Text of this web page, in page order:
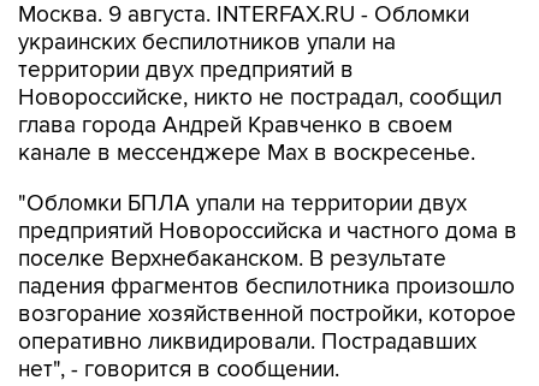
Москва. 9 августа. INTERFAX.RU - Обломки
украинских беспилотников упали на
территории двух предприятий в
Новороссийске, никто не пострадал, сообщил
глава города Андрей Кравченко в своем
канале в мессенджере Max в воскресенье.
"Обломки БПЛА упали на территории двух
предприятий Новороссийска и частного дома в
поселке Верхнебаканском. В результате
падения фрагментов беспилотника произошло
возгорание хозяйственной постройки, которое
оперативно ликвидировали. Пострадавших
нет", - говорится в сообщении.